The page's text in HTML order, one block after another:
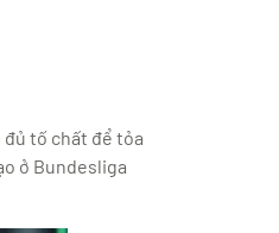
đủ tố chất để tỏa
ở Bundesliga